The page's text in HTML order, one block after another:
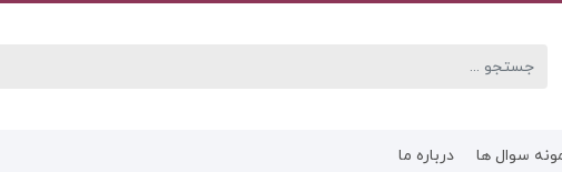
سوال ها درباره ما